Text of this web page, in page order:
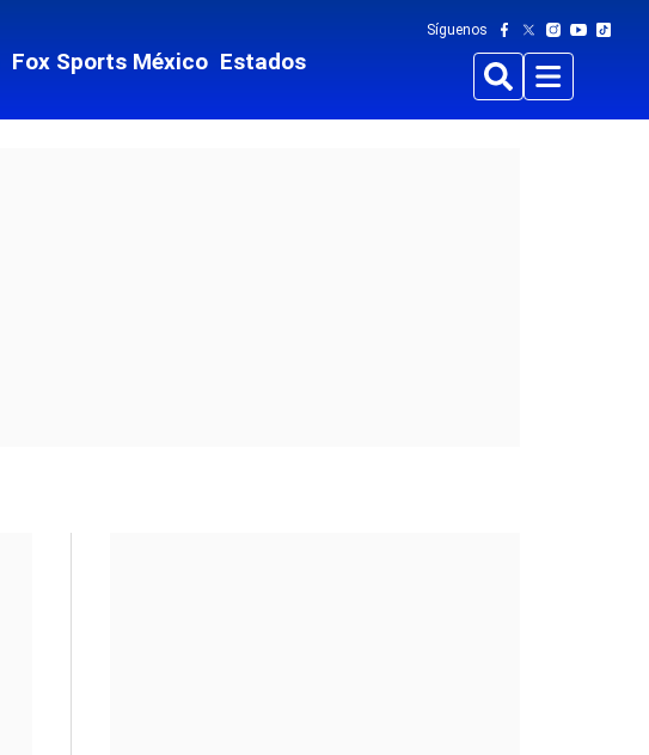
Fox Sports México Estados
Síguenos
BuscarMenu